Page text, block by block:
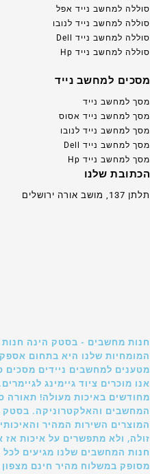
סוללה למחשב נייד אפל
סוללה למחשב נייד לנובו
סוללה למחשב נייד Dell
סוללה למחשב נייד Hp
מסכים למחשב נייד
מסך למחשב נייד
מסך למחשב נייד אסוס
מסך למחשב נייד לנובו
מסך למחשב נייד Dell
מסך למחשב נייד Hp
הכתובת שלנו
תלתן 137, מושב אורה ירושלים
חנות מחשבים - בסטק הינה
המומחיות שלנו היא בתחום
מטענים למחשבים ניידים מסכים
אנו מוכרים ציוד גיימינג
מחודשים באיכות מעולה! תאורה
המחשבים והאלקטרוניקה. בסטק
המוצרים השירות המהיר
זולה, ולא מתפשרים על איכות
חנות המחשבים שלנו מגיעים
מסופק במשלוח מהיר חינם